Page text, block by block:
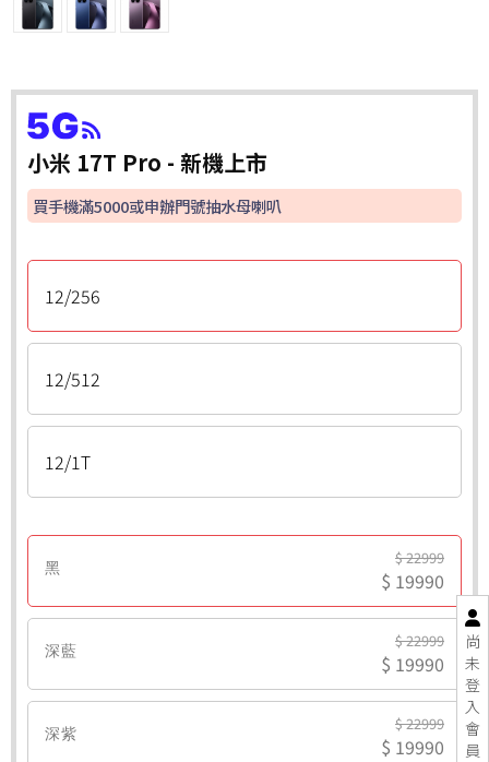
尚
未
登
入
會
員
小米 17T Pro - 新機上市
買手機滿5000或申辦門號抽水母喇叭
12/256
12/512
12/1T
黑 $ 22999
$ 19990
深藍 $ 22999
$ 19990
深紫 $ 22999
$ 19990